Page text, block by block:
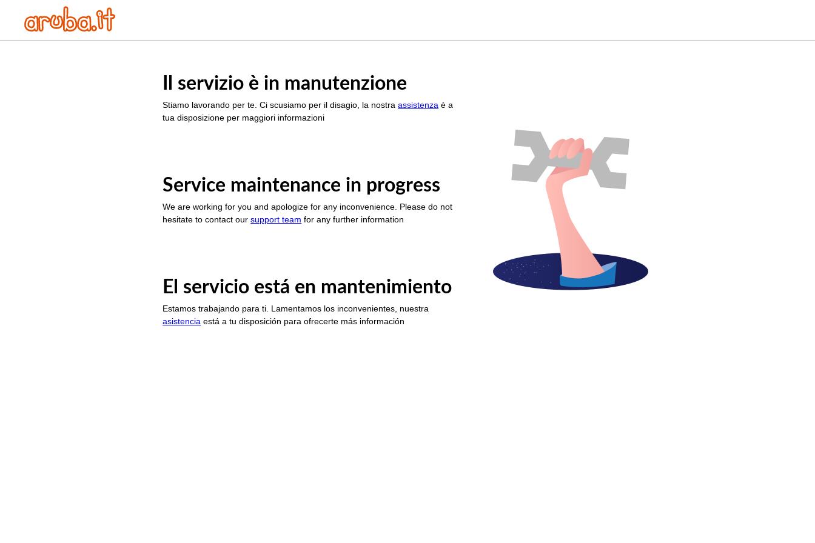
Il servizio è in manutenzione
Stiamo lavorando per te. Ci scusiamo per il disagio, la nostraassistenza è a
tua disposizione per maggiori informazioni
Service maintenance in progress
We are working for you and apologize for any inconvenience. Please do not
hesitate to contact oursupport team for any further information
El servicio está en mantenimiento
Estamos trabajando para ti. Lamentamos los inconvenientes, nuestra
asistencia está a tu disposición para ofrecerte más información